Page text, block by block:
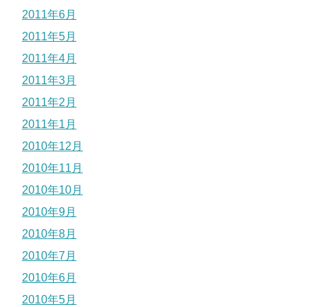
2011年6月
2011年5月
2011年4月
2011年3月
2011年2月
2011年1月
2010年12月
2010年11月
2010年10月
2010年9月
2010年8月
2010年7月
2010年6月
2010年5月